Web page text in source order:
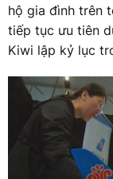
hộ gia đình trên
tiếp tục ưu tiên
Kiwi lập kỷ lục